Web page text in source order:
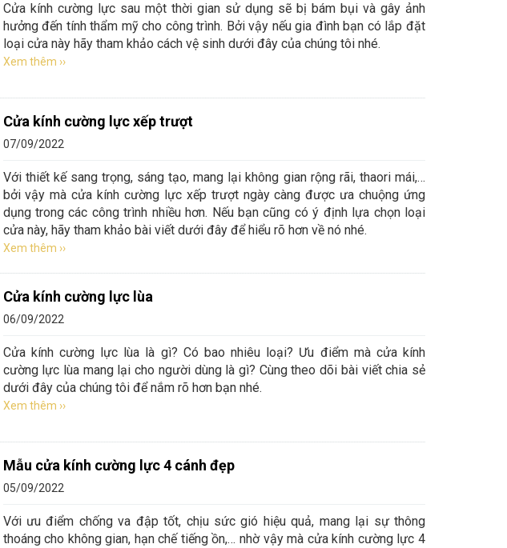
Cửa kính cường lực sau một thời gian sử dụng sẽ bị bám bụi và gây ảnh
hưởng đến tính thẩm mỹ cho công trình. Bởi vậy nếu gia đình bạn có lắp đặt
loại cửa này hãy tham khảo cách vệ sinh dưới đây của chúng tôi nhé.
Xem thêm ››
Cửa kính cường lực xếp trượt
07/09/2022
Với thiết kế sang trọng, sáng tạo, mang lại không gian rộng rãi, thaori mái,…
bởi vậy mà cửa kính cường lực xếp trượt ngày càng được ưa chuộng ứng
dụng trong các công trình nhiều hơn. Nếu bạn cũng có ý định lựa chọn loại
cửa này, hãy tham khảo bài viết dưới đây để hiểu rõ hơn về nó nhé.
Xem thêm ››
Cửa kính cường lực lùa
06/09/2022
Cửa kính cường lực lùa là gì? Có bao nhiêu loại? Ưu điểm mà cửa kính
cường lực lùa mang lại cho người dùng là gì? Cùng theo dõi bài viết chia sẻ
dưới đây của chúng tôi để nắm rõ hơn bạn nhé.
Xem thêm ››
Mẫu cửa kính cường lực 4 cánh đẹp
05/09/2022
Với ưu điểm chống va đập tốt, chịu sức gió hiệu quả, mang lại sự thông
thoáng cho không gian, hạn chế tiếng ồn,… nhờ vậy mà cửa kính cường lực 4